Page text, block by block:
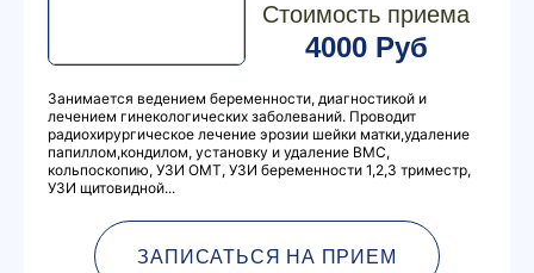
Стоимость приема
4000 Руб
Занимается ведением беременности, диагностикой и
лечением гинекологических заболеваний. Проводит
радиохирургическое лечение эрозии шейки матки,удаление
папиллом,кондилом, установку и удаление ВМС,
кольпоскопию, УЗИ ОМТ, УЗИ беременности 1,2,3 триместр,
УЗИ щитовидной...
ЗАПИСАТЬСЯ НА ПРИЕМ